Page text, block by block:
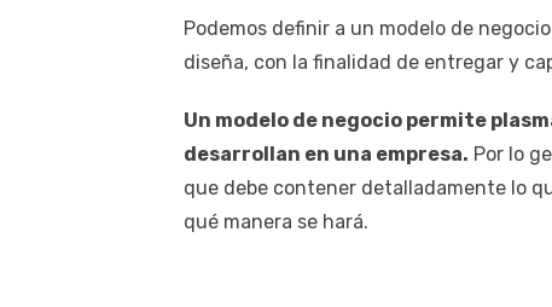
Podemos definir a un modelo de
diseña, con la finalidad de entregar y
Un modelo de negocio permite
desarrollan en una empresa. Por lo
que debe contener detalladamente lo
qué manera se hará.